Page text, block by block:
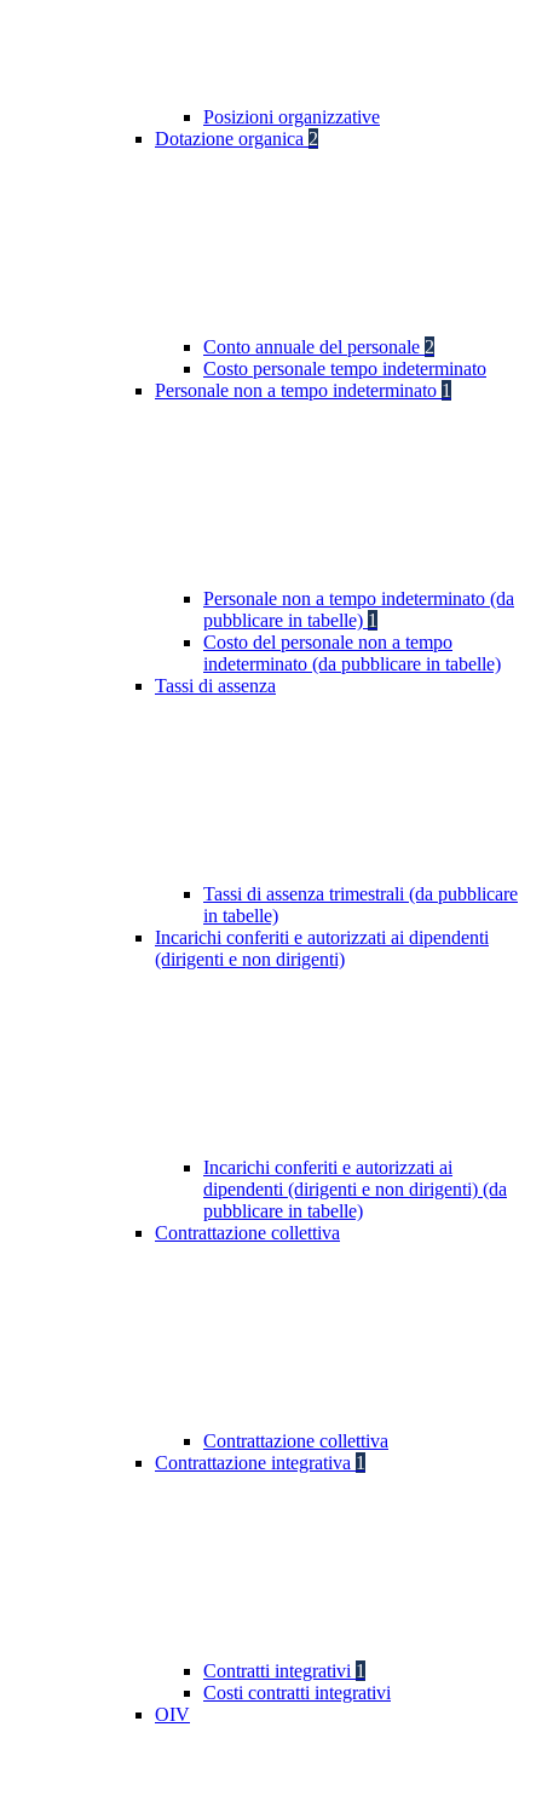
Posizioni organizzative
Dotazione organica 2
Conto annuale del personale 2
Costo personale tempo indeterminato
Personale non a tempo indeterminato 1
Personale non a tempo indeterminato (da
pubblicare in tabelle) 1
Costo del personale non a tempo
indeterminato (da pubblicare in tabelle)
Tassi di assenza
Tassi di assenza trimestrali (da pubblicare
in tabelle)
Incarichi conferiti e autorizzati ai dipendenti
(dirigenti e non dirigenti)
Incarichi conferiti e autorizzati ai
dipendenti (dirigenti e non dirigenti) (da
pubblicare in tabelle)
Contrattazione collettiva
Contrattazione collettiva
Contrattazione integrativa 1
Contratti integrativi 1
Costi contratti integrativi
OIV